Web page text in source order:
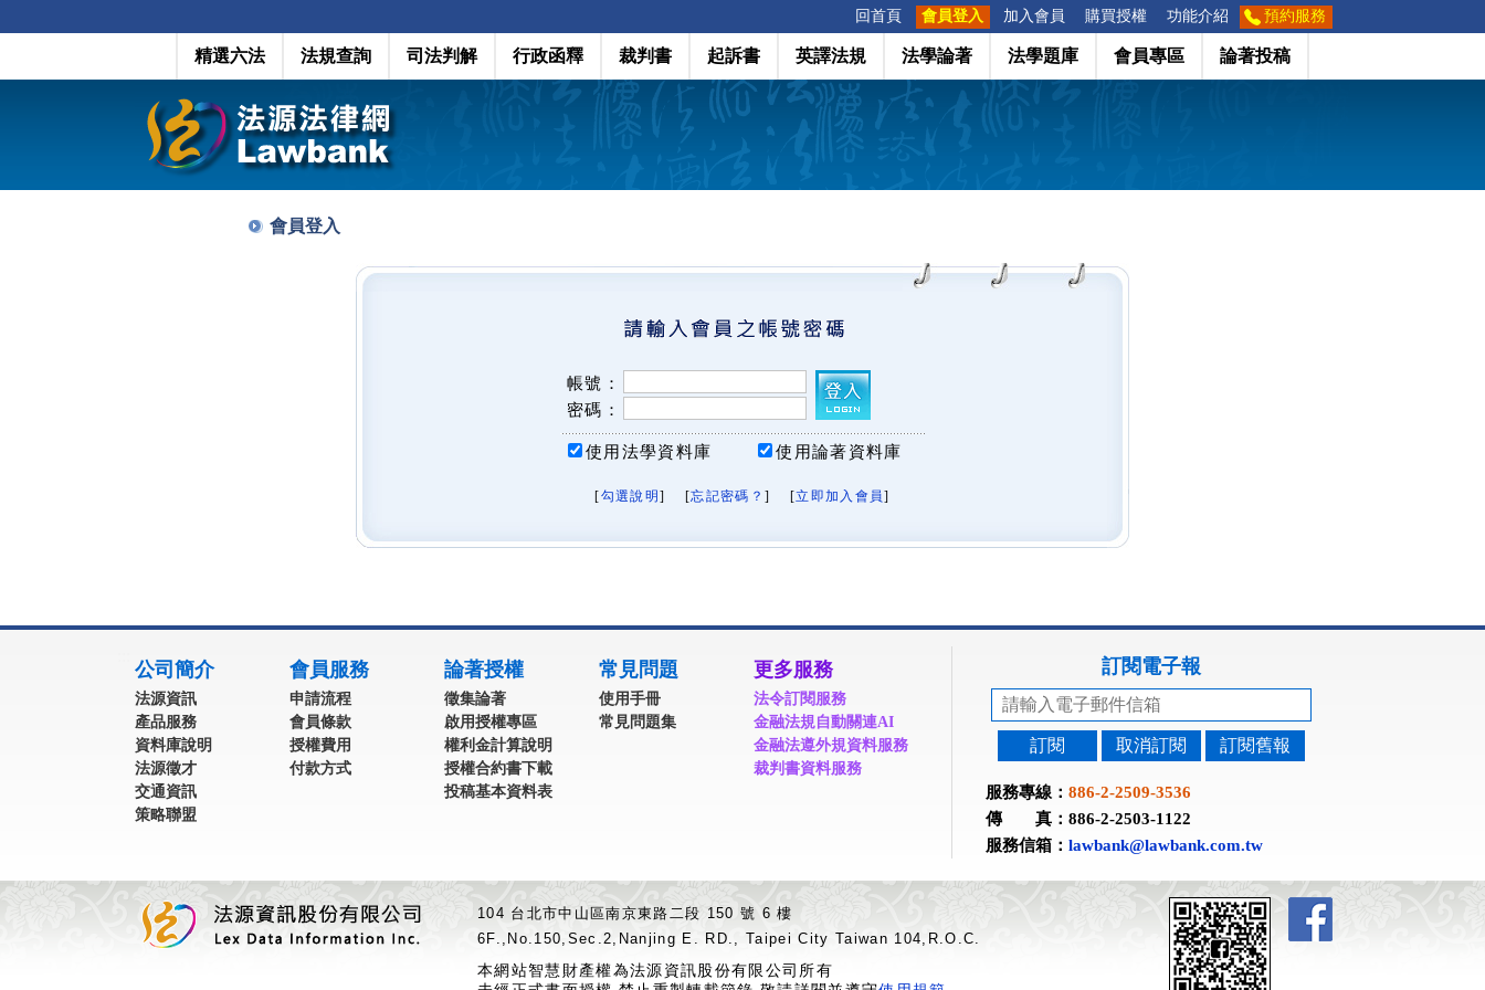
回首頁 會員登入 加入會員 購買授權 功能介紹 預約服務
精選六法 法規查詢 司法判解 行政函釋 裁判書 起訴書 英譯法規 法學論著 法學題庫 會員專區 論著投稿
會員登入
帳號：
密碼：
使用法學資料庫 使用論著資料庫
[勾選說明 ] [忘記密碼？ ] [立即加入會員]
公司簡介
法源資訊
產品服務
資料庫說明
法源徵才
交通資訊
策略聯盟
會員服務
申請流程
會員條款
授權費用
付款方式
論著授權
徵集論著
啟用授權專區
權利金計算說明
授權合約書下載
投稿基本資料表
常見問題
使用手冊
常見問題集
更多服務
法令訂閱服務
金融法規自動關連AI
金融法遵外規資料服務
裁判書資料服務
訂閱電子報
訂閱 取消訂閱 訂閱舊報
服務專線： 886-2-2509-3536
傳 真：886-2-2503-1122
服務信箱： lawbank@lawbank.com.tw
104 台北市中山區南京東路二段 150 號 6 樓
6F.,No.150,Sec.2,Nanjing E. RD., Taipei City Taiwan 104,R.O.C.
本網站智慧財產權為法源資訊股份有限公司所有